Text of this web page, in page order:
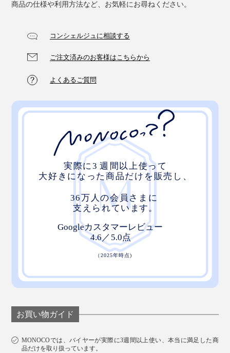
商品の仕様や利用方法など、お気軽にお尋ねください。
コンシェルジュに相談する
ご注文済みのお客様はこちらから
よくあるご質問
お買い物ガイド
MONOCOでは、バイヤーが実際に3週間以上使い、本当に満足した商
品だけを取り扱っています。